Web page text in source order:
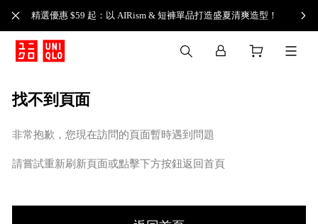
精選優惠 $59 起：以 AIRism & 短褲單品打造盛夏清爽造型！
找不到頁面
非常抱歉，您現在訪問的頁面暫時遇到問題
請嘗試重新刷新頁面或點擊下方按鈕返回首頁